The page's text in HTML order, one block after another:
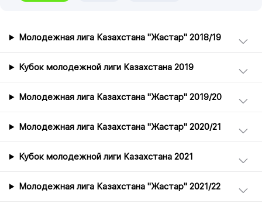
Молодежная лига Казахстана "Жастар" 2018/19
Кубок молодежной лиги Казахстана 2019
Молодежная лига Казахстана "Жастар" 2019/20
Молодежная лига Казахстана "Жастар" 2020/21
Кубок молодежной лиги Казахстана 2021
Молодежная лига Казахстана "Жастар" 2021/22